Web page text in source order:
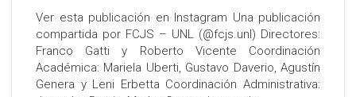
Ver esta publicación en Instagram Una publicación
compartida por FCJS – UNL (@fcjs.unl) Directores:
Franco Gatti y Roberto Vicente Coordinación
Académica: Mariela Uberti, Gustavo Daverio, Agustín
Genera y Leni Erbetta Coordinación Administrativa: